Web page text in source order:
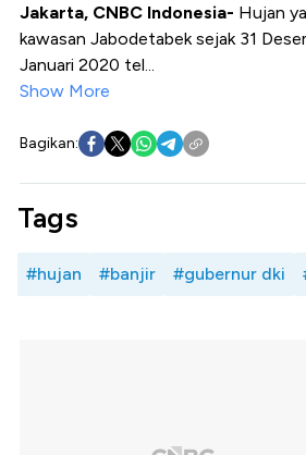
Jakarta, CNBC Indonesia- Hujan
kawasan Jabodetabek sejak 31
Januari 2020 tel...
Show More
Bagikan:
Tags
#hujan #banjir #gubernur dki